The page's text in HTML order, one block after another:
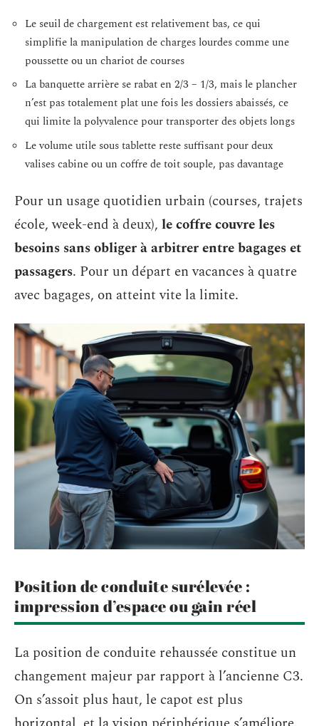
Le seuil de chargement est relativement bas, ce qui
simplifie la manipulation de charges lourdes comme une
poussette ou un chariot de courses
La banquette arrière se rabat en 2/3 – 1/3, mais le plancher
n’est pas totalement plat une fois les dossiers abaissés, ce
qui limite la polyvalence pour transporter des objets longs
Le volume utile sous tablette reste suffisant pour deux
valises cabine ou un coffre de toit souple, pas davantage
Pour un usage quotidien urbain (courses, trajets
école, week-end à deux), le coffre couvre les
besoins sans obliger à arbitrer entre bagages et
passagers. Pour un départ en vacances à quatre
avec bagages, on atteint vite la limite.
Position de conduite surélevée :
impression d’espace ou gain réel
La position de conduite rehaussée constitue un
changement majeur par rapport à l’ancienne C3.
On s’assoit plus haut, le capot est plus